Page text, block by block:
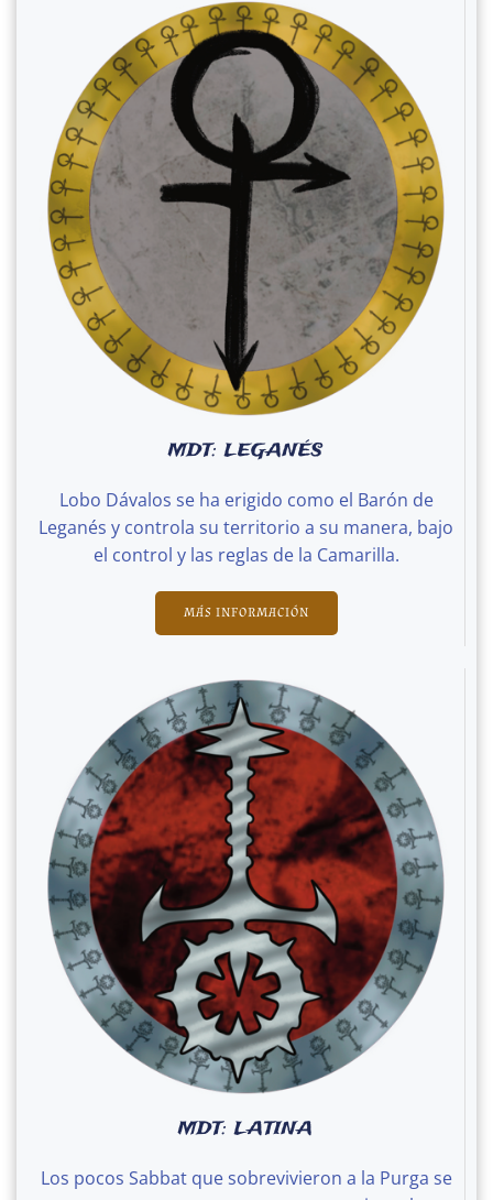
MDT: LEGANÉS
Lobo Dávalos se ha erigido como el Barón de
Leganés y controla su territorio a su manera, bajo
el control y las reglas de la Camarilla.
MÁS INFORMACIÓN
MDT: LATINA
Los pocos Sabbat que sobrevivieron a la Purga se